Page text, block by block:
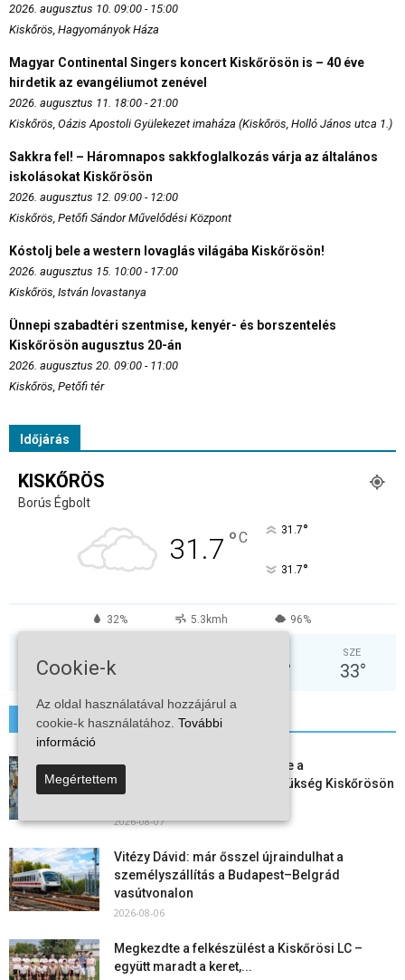
2026. augusztus 10. 09:00 - 15:00
Kiskőrös, Hagyományok Háza
Magyar Continental Singers koncert Kiskőrösön is – 40 éve
hirdetik az evangéliumot zenével
2026. augusztus 11. 18:00 - 21:00
Kiskőrös, Oázis Apostoli Gyülekezet imaháza (Kiskőrös, Holló János utca 1.)
Sakkra fel! – Háromnapos sakkfoglalkozás várja az általános
iskolásokat Kiskőrösön
2026. augusztus 12. 09:00 - 12:00
Kiskőrös, Petőfi Sándor Művelődési Központ
Kóstolj bele a western lovaglás világába Kiskőrösön!
2026. augusztus 15. 10:00 - 17:00
Kiskőrös, István lovastanya
Ünnepi szabadtéri szentmise, kenyér- és borszentelés
Kiskőrösön augusztus 20-án
2026. augusztus 20. 09:00 - 11:00
Kiskőrös, Petőfi tér
Időjárás
KISKŐRÖS
Borús Égbolt
31.7 °C 31.7°
31.7°
32% 5.3kmh 96%
30° 32 °
SZE
33°
További hírek
Aktuális állásajánlatok: ezekre a
munkavállalókra van most szükség Kiskőrösön
2026-08-07
Vitézy Dávid: már ősszel újraindulhat a
személyszállítás a Budapest–Belgrád
vasútvonalon
2026-08-06
Megkezdte a felkészülést a Kiskőrösi LC –
együtt maradt a keret,...
Cookie-k
Az oldal használatával hozzájárul a
cookie-k használatához. További
információ
Megértettem